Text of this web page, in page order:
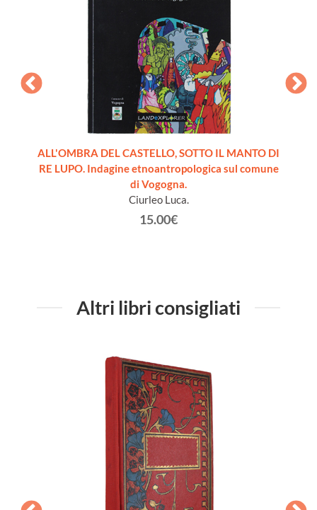
ALL'OMBRA DEL CASTELLO, SOTTO IL MANTO DI
RE LUPO. Indagine etnoantropologica sul comune
di Vogogna.
Ciurleo Luca.
15.00€
Altri libri consigliati